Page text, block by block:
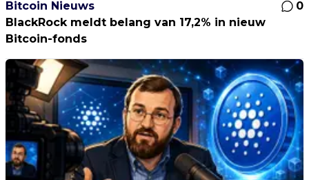
Bitcoin Nieuws
0
BlackRock meldt belang van 17,2% in nieuw
Bitcoin-fonds